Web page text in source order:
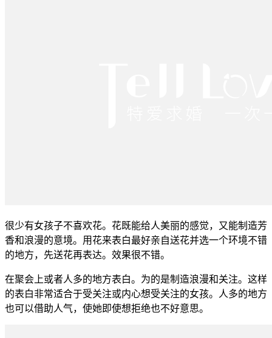
很少有女孩子不喜欢花。花既能给人美丽的感觉，又能制造芳
香和浪漫的意境。用花来表白最好亲自送花并选一个环境不错
的地方，先送花再表达。效果很不错。
在聚会上或者人多的地方表白。为的是制造浪漫和关注。这样
的表白非常适合于受关注或内心想受关注的女孩。人多的地方
也可以借助人气，使她即使想拒绝也不好意思。